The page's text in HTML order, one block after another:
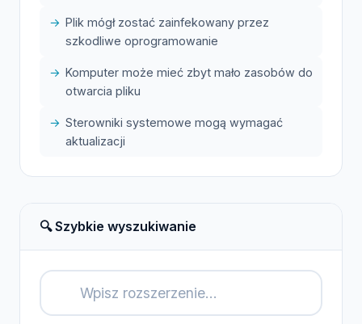
Plik mógł zostać zainfekowany przez
szkodliwe oprogramowanie
Komputer może mieć zbyt mało zasobów do
otwarcia pliku
Sterowniki systemowe mogą wymagać
aktualizacji
🔍 Szybkie wyszukiwanie